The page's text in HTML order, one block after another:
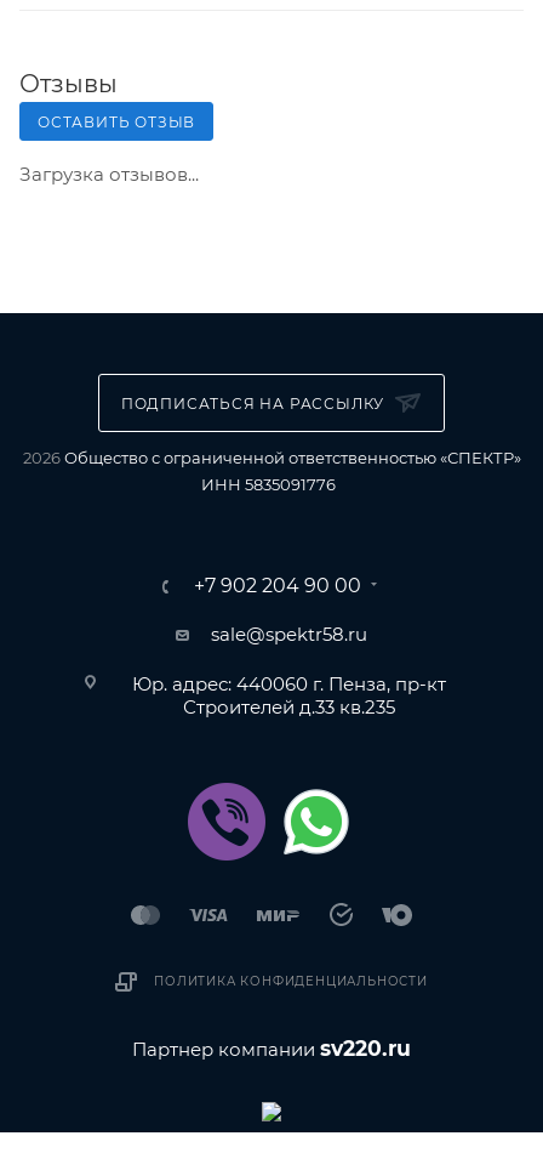
Отзывы
ОСТАВИТЬ ОТЗЫВ
Загрузка отзывов...
ПОДПИСАТЬСЯ НА РАССЫЛКУ
2026Общество с ограниченной ответственностью «СПЕКТР»
ИНН 5835091776
+7 902 204 90 00
sale@spektr58.ru
Юр. адрес: 440060 г. Пенза, пр-кт
Строителей д.33 кв.235
ПОЛИТИКА КОНФИДЕНЦИАЛЬНОСТИ
Партнер компании sv220.ru